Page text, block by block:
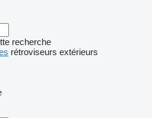
recherche
rétroviseurs extérieurs